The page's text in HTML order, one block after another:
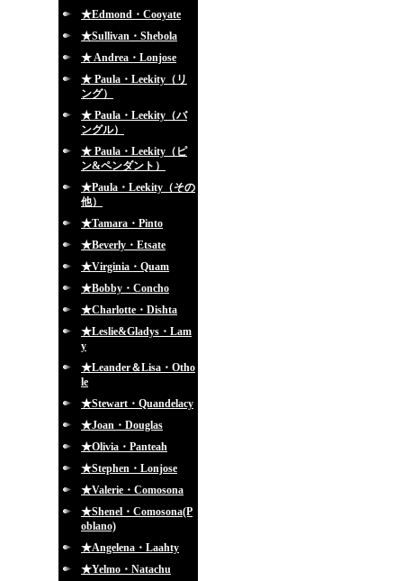
★Edmond・Cooyate
★Sullivan・Shebola
★ Andrea・Lonjose
★ Paula・Leekity（リ
ング）
★ Paula・Leekity（バ
ングル）
★ Paula・Leekity（ピ
ン&ペンダント）
★Paula・Leekity（その
他）
★Tamara・Pinto
★Beverly・Etsate
★Virginia・Quam
★Bobby・Concho
★Charlotte・Dishta
★Leslie&Gladys・Lam
y
★Leander＆Lisa・Otho
le
★Stewart・Quandelacy
★Joan・Douglas
★Olivia・Panteah
★Stephen・Lonjose
★Valerie・Comosona
★Shenel・Comosona(P
oblano)
★Angelena・Laahty
★Yelmo・Natachu